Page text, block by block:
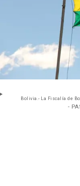
Bolivia.- La Fiscalía de
-